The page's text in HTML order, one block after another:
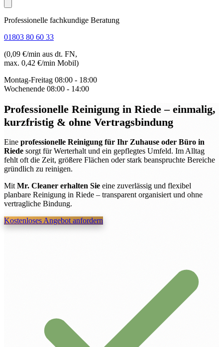
Professionelle fachkundige Beratung
01803 80 60 33
(0,09 €/min aus dt. FN,
max. 0,42 €/min Mobil)
Montag-Freitag 08:00 - 18:00
Wochenende 08:00 - 14:00
Professionelle Reinigung in Riede– einmalig,
kurzfristig & ohne Vertragsbindung
Eine professionelle Reinigung für Ihr Zuhause oder Büro in
Riede sorgt für Werterhalt und ein gepflegtes Umfeld. Im Alltag
fehlt oft die Zeit, größere Flächen oder stark beanspruchte Bereiche
gründlich zu reinigen.
Mit Mr. Cleaner erhalten Sie eine zuverlässig und flexibel
planbare Reinigung in Riede – transparent organisiert und ohne
vertragliche Bindung.
Kostenloses Angebot anfordern